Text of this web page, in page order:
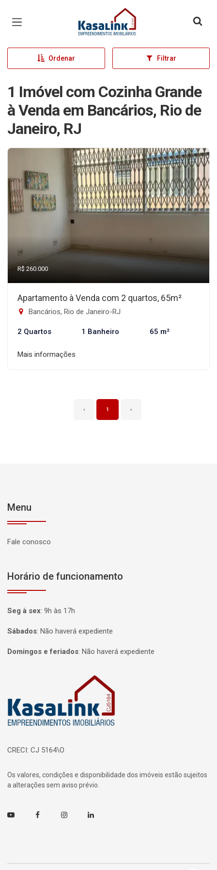
Página inicial
Ordenar Filtrar
1 Imóvel com Cozinha Grande
à Venda em Bancários, Rio de
Janeiro, RJ
R$ 260.000
Apartamento à Venda com 2 quartos, 65m²
Bancários, Rio de Janeiro-RJ
2 Quartos 1 Banheiro 65 m²
Mais informações
‹ 1 ›
Menu
Fale conosco
Horário de funcionamento
Seg à sex: 9h às 17h
Sábados: Não haverá expediente
Domingos e feriados: Não haverá expediente
CRECI: CJ 5164\O
Os valores, condições e disponibilidade dos imóveis estão sujeitos
a alterações sem aviso prévio.
Youtube FacebookInstagramLinkedin